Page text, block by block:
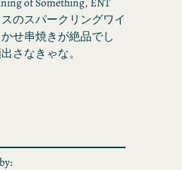
のスパークリングワイ
せ串焼きが絶品でし
さなきゃな。